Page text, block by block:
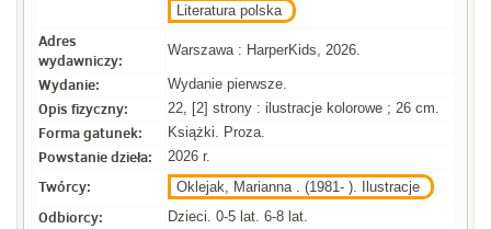
Literatura polska
Adres
wydawniczy:
Warszawa : HarperKids, 2026.
Wydanie: Wydanie pierwsze.
Opis fizyczny: 22, [2] strony : ilustracje kolorowe ; 26 cm.
Forma gatunek: Książki. Proza.
Powstanie dzieła: 2026 r.
Twórcy: Oklejak, Marianna . (1981- ). Ilustracje
Odbiorcy: Dzieci. 0-5 lat. 6-8 lat.